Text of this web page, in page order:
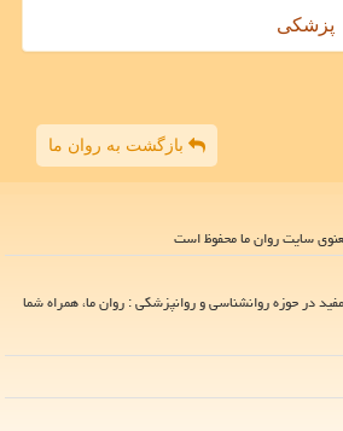
پزشکی
بازگشت به روان ما
در حوزه روانشناسی و روانپزشکی : روان ما، همراه شما